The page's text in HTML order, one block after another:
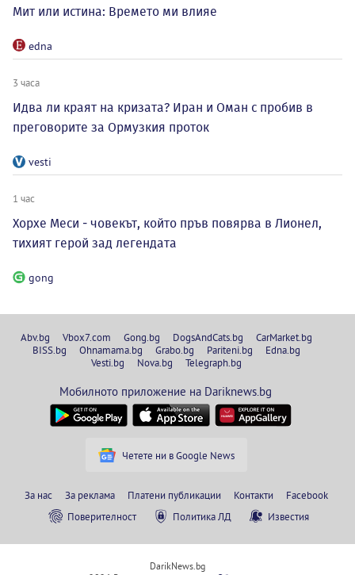
Мит или истина: Времето ми влияе
edna
3 часа
Идва ли краят на кризата? Иран и Оман с пробив в
преговорите за Ормузкия проток
vesti
1 час
Хорхе Меси - човекът, който пръв повярва в Лионел,
тихият герой зад легендата
gong
Abv.bg Vbox7.com Gong.bg DogsAndCats.bg
CarMarket.bg
BISS.bg
Ohnamama.bg Grabo.bg Pariteni.bg
Edna.bg
Vesti.bg
Nova.bg Telegraph.bg
Мобилното приложение на Dariknews.bg
Четете ни в Google News
За нас За реклама Платени публикации Контакти
Facebook
Поверителност
Политика ЛД Известия
DarikNews.bg